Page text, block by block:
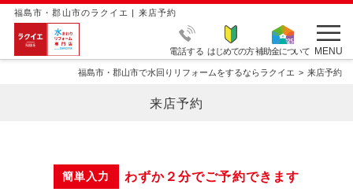
福島市・郡山市のラクイエ | 来店予約
電話する はじめての方補助金について MENU
福島市・郡山市で水回りリフォームをするならラクイエ 来店予約
来店予約
簡単入力 わずか２分でご予約できます